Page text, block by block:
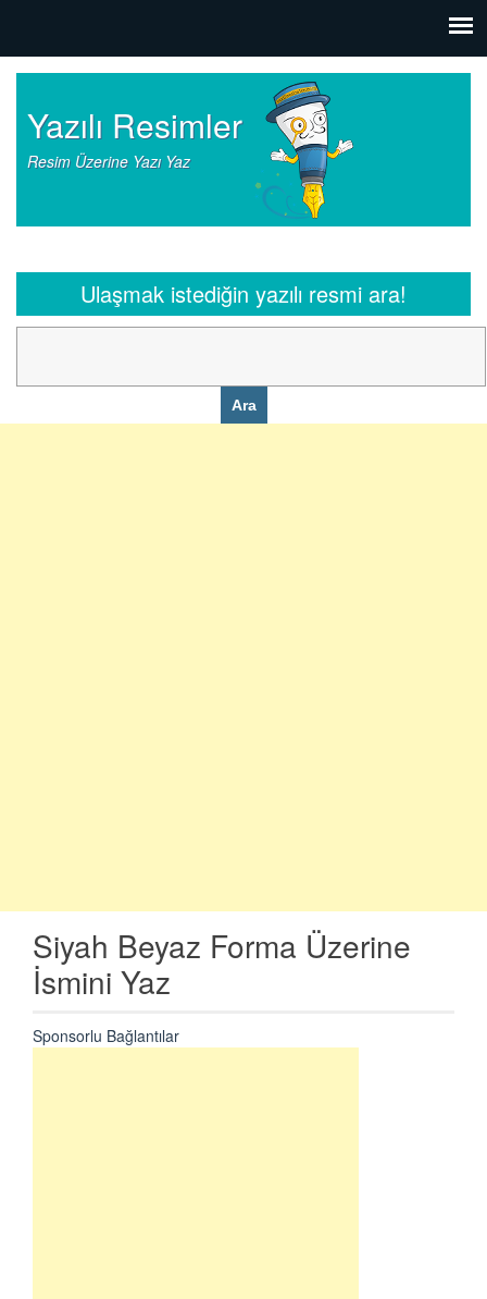
Yazılı Resimler
Resim Üzerine Yazı Yaz
Ulaşmak istediğin yazılı resmi ara!
Siyah Beyaz Forma Üzerine
İsmini Yaz
Sponsorlu Bağlantılar